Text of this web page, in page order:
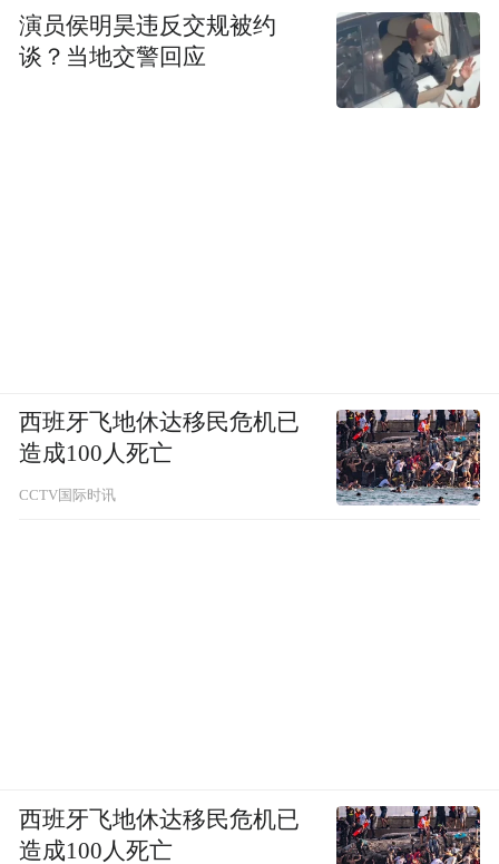
演员侯明昊违反交规被约
谈？当地交警回应
西班牙飞地休达移民危机已
造成100人死亡
CCTV国际时讯
西班牙飞地休达移民危机已
造成100人死亡